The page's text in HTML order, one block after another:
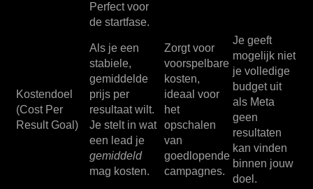
Perfect voor
de startfase.
Kostendoel
(Cost Per
Result Goal)
Als je een
stabiele,
gemiddelde
prijs per
resultaat wilt.
Je stelt in wat
een lead je
gemiddeld
mag kosten.
Zorgt voor
voorspelbare
kosten,
ideaal voor
het
opschalen
van
goedlopende
campagnes.
Je geeft
mogelijk niet
je volledige
budget uit
als Meta
geen
resultaten
kan vinden
binnen jouw
doel.